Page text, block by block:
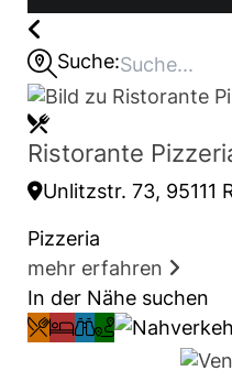
Suche:
Ristorante
Unlitzstr. 73, 95111
Pizzeria
mehr erfahren
In der Nähe suchen